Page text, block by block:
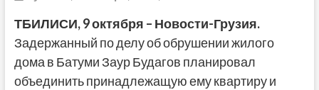
ТБИЛИСИ, 9 октября – Новости-Грузия.
Задержанный по делу об обрушении жилого
дома в Батуми Заур Будагов планировал
объединить принадлежащую ему квартиру и